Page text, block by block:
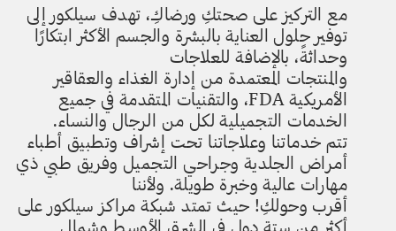
مع التركيز على صحتكِ ورضاكِ، تهدف سيلكور إلى
توفير حلول العناية بالبشرة والجسم الأكثر ابتكارًا
وحداثةً، بالإضافة للعلاجات
والمنتجات المعتمدة من إدارة الغذاء والعقاقير
الأمريكية FDA، والتقنيات المتقدمة في جميع
الخدمات التجميلية لكل من الرجال والنساء.
تتم خدماتنا وعلاجاتنا تحت إشراف وتطبيق أطباء
أمراض الجلدية وجراحي التجميل وفريق طبي ذي
مهارات عالية وخبرة طويلة. ولأننا
أقرب وحولكِ! حيث تمتد شبكة مراكز سيلكور على